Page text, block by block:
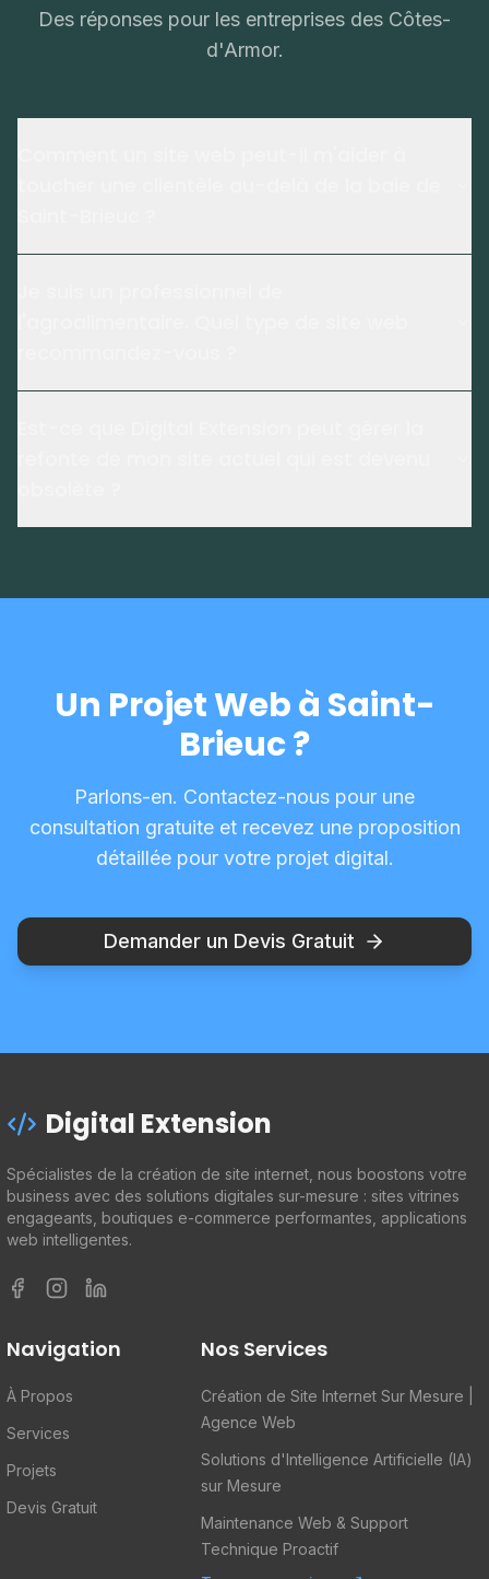
Des réponses pour les entreprises des Côtes-
d'Armor.
Un Projet Web à Saint-
Brieuc ?
Parlons-en. Contactez-nous pour une
consultation gratuite et recevez une proposition
détaillée pour votre projet digital.
Demander un Devis Gratuit
Digital Extension
Spécialistes de la création de site internet, nous boostons votre
business avec des solutions digitales sur-mesure : sites vitrines
engageants, boutiques e-commerce performantes, applications
web intelligentes.
Navigation
À Propos
Services
Projets
Devis Gratuit
Nos Services
Création de Site Internet Sur Mesure |
Agence Web
Solutions d'Intelligence Artificielle (IA)
sur Mesure
Maintenance Web & Support
Technique Proactif